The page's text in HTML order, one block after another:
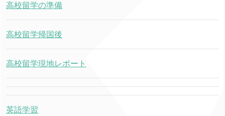
高校留学の準備
高校留学帰国後
高校留学現地レポート
英語学習